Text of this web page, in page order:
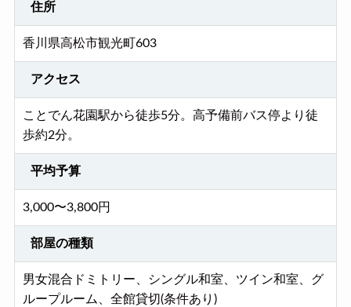
住所
香川県高松市観光町603
アクセス
ことでん花園駅から徒歩5分。高予備前バス停より徒
歩約2分。
平均予算
3,000〜3,800円
部屋の種類
男女混合ドミトリー、シングル和室、ツイン和室、グ
ループルーム、全館貸切(条件あり)